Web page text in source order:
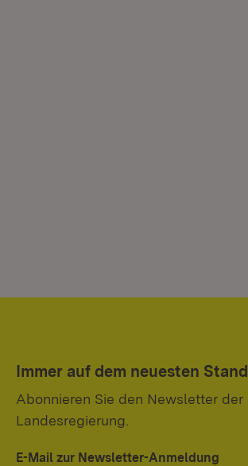
Immer auf dem neuesten Stand
Abonnieren Sie den Newsletter der
Landesregierung.
E-Mail zur Newsletter-Anmeldung